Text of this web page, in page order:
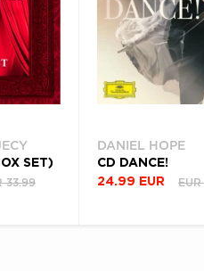
SET)
33.99
DANIEL HOPE
CD DANCE!
24.99 EUR